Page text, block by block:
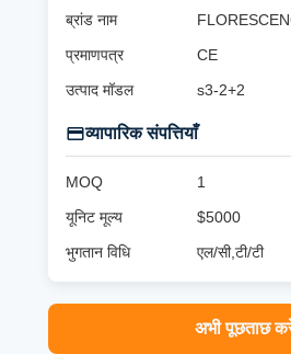
ब्रांड नाम
प्रमाणपत्र
CE
उत्पाद मॉडल
s3-2+2
व्यापारिक संपत्तियाँ
MOQ
1
यूनिट मूल्य
$5000
भुगतान विधि
एल/सी,टी/टी
अभी पूछताछ